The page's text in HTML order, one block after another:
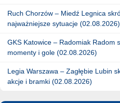
Ruch Chorzów – Miedź Legnica
najważniejsze sytuacje (02.08.2026)
GKS Katowice – Radomiak Radom
momenty i gole (02.08.2026)
Legia Warszawa – Zagłębie Lubin
akcje i bramki (02.08.2026)